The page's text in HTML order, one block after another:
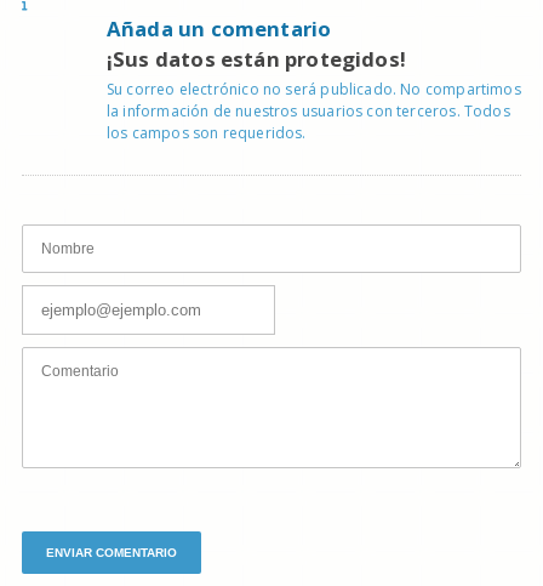
Añada un comentario
¡Sus datos están protegidos!
Su correo electrónico no será publicado. No compartimos
la información de nuestros usuarios con terceros. Todos
los campos son requeridos.